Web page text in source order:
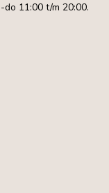
11:00 t/m 20:00.